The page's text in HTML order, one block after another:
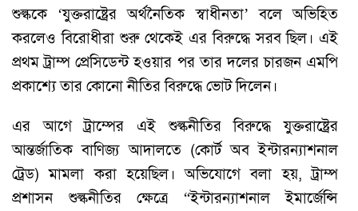
শুল্ককে ‘যুক্তরাষ্ট্রের অর্থনৈতিক স্বাধীনতা’ বলে অভিহিত
করলেও বিরোধীরা শুরু থেকেই এর বিরুদ্ধে সরব ছিল। এই
প্রথম ট্রাম্প প্রেসিডেন্ট হওয়ার পর তার দলের চারজন এমপি
প্রকাশ্যে তার কোনো নীতির বিরুদ্ধে ভোট দিলেন।
এর আগে ট্রাম্পের এই শুল্কনীতির বিরুদ্ধে যুক্তরাষ্ট্রের
আন্তর্জাতিক বাণিজ্য আদালতে (কোর্ট অব ইন্টারন্যাশনাল
ট্রেড) মামলা করা হয়েছিল। অভিযোগে বলা হয়, ট্রাম্প
প্রশাসন শুল্কনীতির ক্ষেত্রে “ইন্টারন্যাশনাল ইমার্জেন্সি